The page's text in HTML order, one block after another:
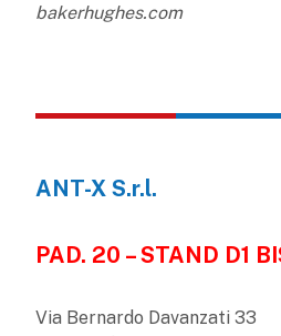
bakerhughes.com
ANT-X S.r.l.
PAD. 20 – STAND D1
Via Bernardo Davanzati 33